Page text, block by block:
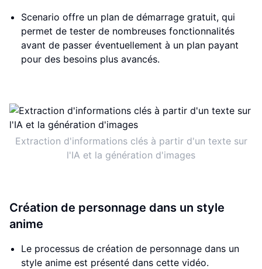
Scenario offre un plan de démarrage gratuit, qui
permet de tester de nombreuses fonctionnalités
avant de passer éventuellement à un plan payant
pour des besoins plus avancés.
Extraction d'informations clés à partir d'un texte sur
l'IA et la génération d'images
Création de personnage dans un style
anime
Le processus de création de personnage dans un
style anime est présenté dans cette vidéo.